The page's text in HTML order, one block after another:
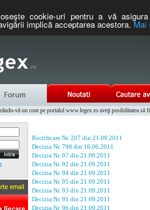
cookie-uri pentru a vă
implică acceptarea acestora.Mai
vă un cont pe portalul www.legex.ro aveţi posibilitatea să
Rectificare Nr. 207 din 21.09.2011
Decizia Nr. 798 din 16.06.2011
Decizia Nr. 97 din 21.09.2011
Decizia Nr. 92 din 21.09.2011
Decizia Nr. 94 din 21.09.2011
Decizia Nr. 95 din 21.09.2011
Decizia Nr. 93 din 21.09.2011
Decizia Nr. 91 din 21.09.2011
Decizia Nr. 96 din 21.09.2011